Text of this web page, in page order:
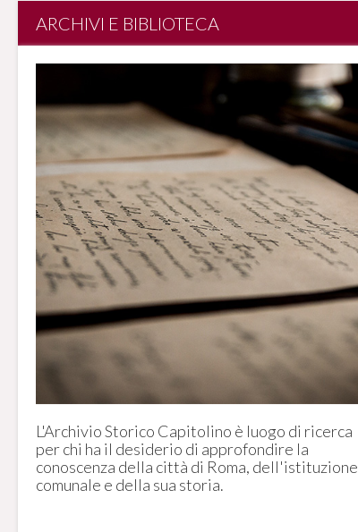
ARCHIVI E BIBLIOTECA
L'Archivio Storico Capitolino è luogo di ricerca
per chi ha il desiderio di approfondire la
conoscenza della città di Roma, dell'istituzione
comunale e della sua storia.